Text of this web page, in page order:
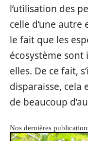
l’utilisation des
celle d’une autre
le fait que les
écosystème
elles. De ce fait,
disparaisse,
de beaucoup
Nos dernières